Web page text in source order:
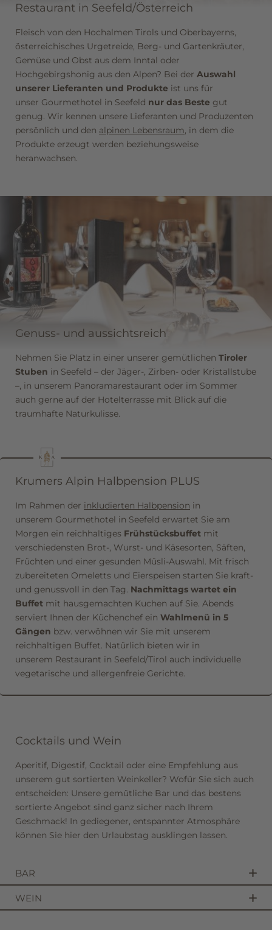
Restaurant in Seefeld/Österreich
Fleisch von den Hochalmen Tirols und Oberbayerns,
österreichisches Urgetreide, Berg- und Gartenkräuter,
Gemüse und Obst aus dem Inntal oder
Hochgebirgshonig aus den Alpen? Bei der Auswahl
unserer Lieferanten und Produkte ist uns für
unser Gourmethotel in Seefeld nur das Beste gut
genug. Wir kennen unsere Lieferanten und Produzenten
persönlich und den alpinen Lebensraum, in dem die
Produkte erzeugt werden beziehungsweise
heranwachsen.
Genuss- und aussichtsreich
Nehmen Sie Platz in einer unserer gemütlichen Tiroler
Stuben in Seefeld – der Jäger-, Zirben- oder Kristallstube
–, in unserem Panoramarestaurant oder im Sommer
auch gerne auf der Hotelterrasse mit Blick auf die
traumhafte Naturkulisse.
Krumers Alpin Halbpension PLUS
Im Rahmen der inkludierten Halbpension in
unserem Gourmethotel in Seefeld erwartet Sie am
Morgen ein reichhaltiges Frühstücksbuffet mit
verschiedensten Brot-, Wurst- und Käsesorten, Säften,
Früchten und einer gesunden Müsli-Auswahl. Mit frisch
zubereiteten Omeletts und Eierspeisen starten Sie kraft-
und genussvoll in den Tag. Nachmittags wartet ein
Buffet mit hausgemachten Kuchen auf Sie. Abends
serviert Ihnen der Küchenchef ein Wahlmenü in 5
Gängen bzw. verwöhnen wir Sie mit unserem
reichhaltigen Buffet. Natürlich bieten wir in
unserem Restaurant in Seefeld/Tirol auch individuelle
vegetarische und allergenfreie Gerichte.
Cocktails und Wein
Aperitif, Digestif, Cocktail oder eine Empfehlung aus
unserem gut sortierten Weinkeller? Wofür Sie sich auch
entscheiden: Unsere gemütliche Bar und das bestens
sortierte Angebot sind ganz sicher nach Ihrem
Geschmack! In gediegener, entspannter Atmosphäre
können Sie hier den Urlaubstag ausklingen lassen.
BAR
Wo könnte ein Urlaubstag schöner zu Ende gehen als in
unserer gemütlichen Bar? Alpine Einflüsse, eine
WEIN
Newsletteranmeldung
Familie
E-Mail*
Einwilligung Marketing*
*Pflichtfelder
Anfragen